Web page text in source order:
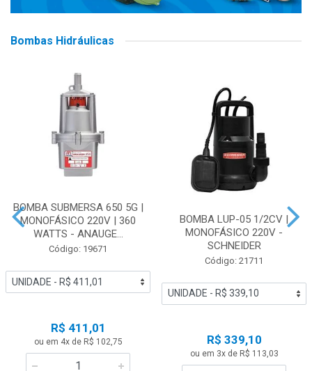
Bombas Hidráulicas
BOMBA SUBMERSA 650 5G |
MONOFÁSICO 220V | 360
WATTS - ANAUGE...
Código: 19671
R$ 411,01
ou em 4x de R$ 102,75
BOMBA LUP-05 1/2CV |
MONOFÁSICO 220V -
SCHNEIDER
Código: 21711
R$ 339,10
ou em 3x de R$ 113,03